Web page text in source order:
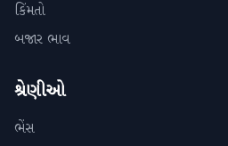
કિંમતો
બજાર ભાવ
શ્રેણીઓ
ભેંસ